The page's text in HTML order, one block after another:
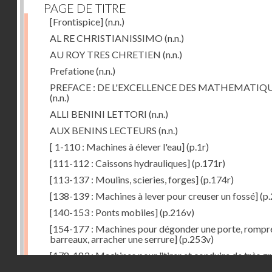
PAGE DE TITRE
[Frontispice](n.n.)
AL RE CHRISTIANISSIMO (n.n.)
AU ROY TRES CHRETIEN (n.n.)
Prefatione(n.n.)
PREFACE : DE L'EXCELLENCE DES
(n.n.)
ALLI BENINI LETTORI (n.n.)
AUX BENINS LECTEURS (n.n.)
[ 1-110 : Machines à élever l'eau](p.1r)
[111-112 : Caissons hydrauliques](p.171r)
[113-137 : Moulins, scieries, forges](p.174r)
[138-139 : Machines à lever pour creuser un fossé]
[140-153 : Ponts mobiles](p.216v)
[154-177 : Machines pour dégonder une porte,
barreaux, arracher une serrure](p.253v)
[178-183 : Machines pour "tirer et conduire de très